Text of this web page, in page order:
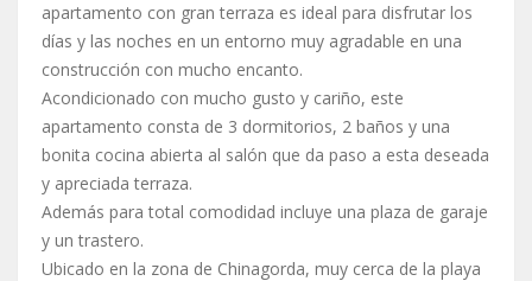
apartamento con gran terraza es ideal para disfrutar los
días y las noches en un entorno muy agradable en una
construcción con mucho encanto.
Acondicionado con mucho gusto y cariño, este
apartamento consta de 3 dormitorios, 2 baños y una
bonita cocina abierta al salón que da paso a esta deseada
y apreciada terraza.
Además para total comodidad incluye una plaza de garaje
y un trastero.
Ubicado en la zona de Chinagorda, muy cerca de la playa